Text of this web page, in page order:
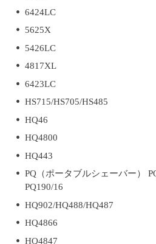
6424LC
5625X
5426LC
4817XL
6423LC
HS715/HS705/HS485
HQ46
HQ4800
HQ443
PQ（ポータブルシェーバー）
PQ190/16
HQ902/HQ488/HQ487
HQ4866
HQ4847